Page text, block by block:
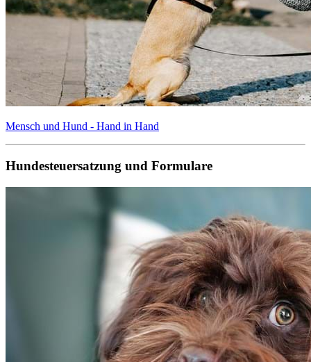
Mensch und Hund - Hand in Hand
Hundesteuersatzung und Formulare